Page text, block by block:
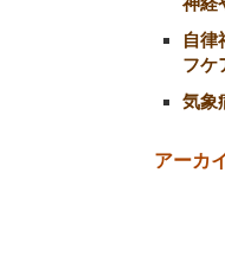
自律
フケ
気象
アーカ